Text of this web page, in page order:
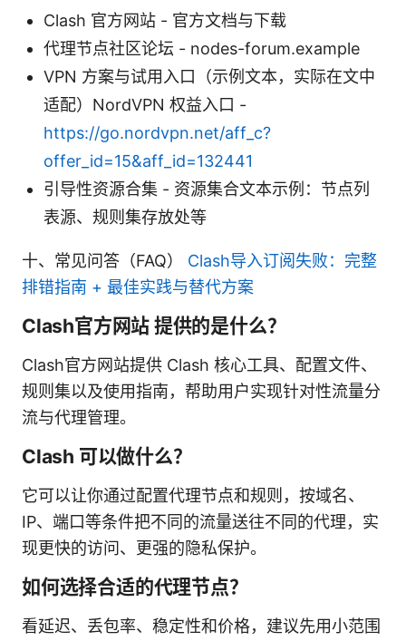
Clash 官方网站 - 官方文档与下载
代理节点社区论坛 - nodes-forum.example
VPN 方案与试用入口（示例文本，实际在文中
适配）NordVPN 权益入口 -
https://go.nordvpn.net/aff_c?
offer_id=15&aff_id=132441
引导性资源合集 - 资源集合文本示例：节点列
表源、规则集存放处等
十、常见问答（FAQ） Clash导入订阅失败：完整
排错指南 + 最佳实践与替代方案
Clash官方网站 提供的是什么？
Clash官方网站提供 Clash 核心工具、配置文件、
规则集以及使用指南，帮助用户实现针对性流量分
流与代理管理。
Clash 可以做什么？
它可以让你通过配置代理节点和规则，按域名、
IP、端口等条件把不同的流量送往不同的代理，实
现更快的访问、更强的隐私保护。
如何选择合适的代理节点？
看延迟、丢包率、稳定性和价格，建议先用小范围